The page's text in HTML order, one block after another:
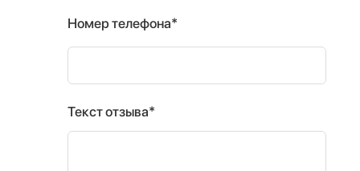
Номер телефона*
Текст отзыва*